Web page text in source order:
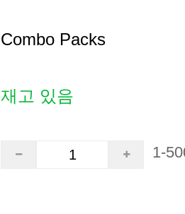
Combo Packs
재고 있음
1-